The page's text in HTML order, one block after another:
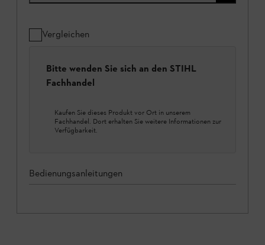
Vergleichen
Bitte wenden Sie sich an den STIHL
Fachhandel
Kaufen Sie dieses Produkt vor Ort in unserem
Fachhandel. Dort erhalten Sie weitere Informationen zur
Verfügbarkeit.
Bedienungsanleitungen